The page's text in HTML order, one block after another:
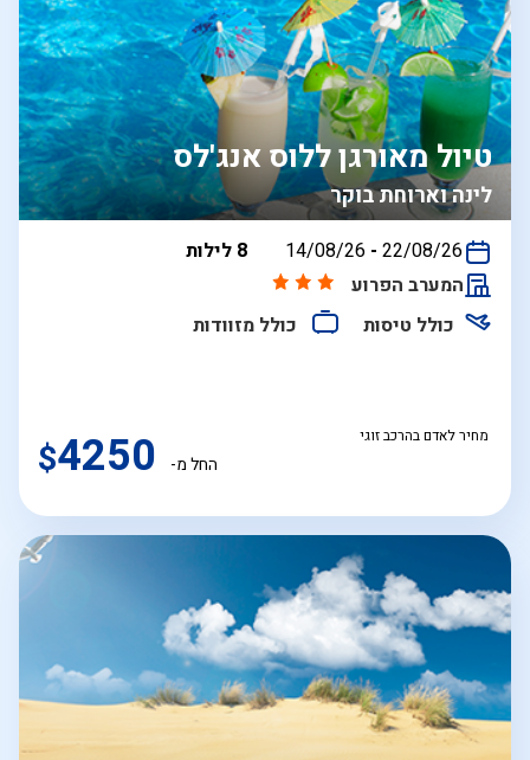
לינה וארוחת בוקר
טיול מאורגן ללוס אנג'לס
בין
14/08/26 - 22/08/26
8 לילות
המערב הפרוע
כולל טיסות
כולל מזוודות
מחיר לאדם בהרכב זוגי
החל מ- $4250